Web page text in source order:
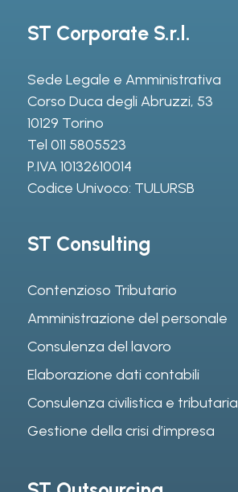
ST Corporate S.r.l.
Sede Legale e Amministrativa
Corso Duca degli Abruzzi, 53
10129 Torino
Tel 011 5805523
P.IVA 10132610014
Codice Univoco: TULURSB
ST Consulting
Contenzioso Tributario
Amministrazione del personale
Consulenza del lavoro
Elaborazione dati contabili
Consulenza civilistica e tributaria
Gestione della crisi d’impresa